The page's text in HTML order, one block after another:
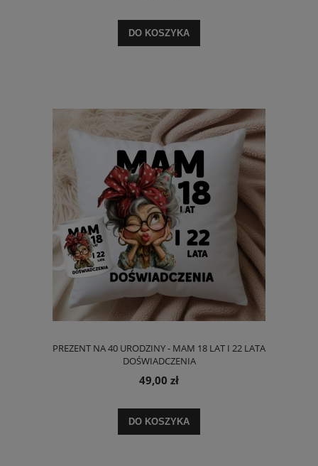
DO KOSZYKA
PREZENT NA 40 URODZINY - MAM 18 LAT I 22 LATA
DOŚWIADCZENIA
49,00 zł
DO KOSZYKA